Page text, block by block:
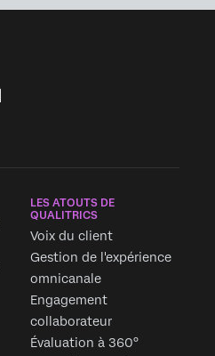
LES ATOUTS DE
QUALITRICS
Voix du client
Gestion de l'expérience
omnicanale
Engagement
collaborateur
Évaluation à 360°